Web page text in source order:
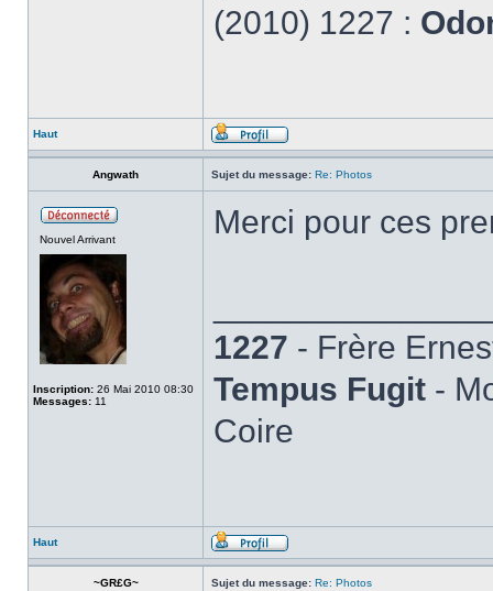
(2010) 1227 :
Haut
Angwath Sujet du message: Re: Photos
Nouvel Arrivant
Inscription: 26 Mai 2010 08:30
Messages: 11
Merci pour ces
1227 - Frère
Tempus Fugit -
Coire
Haut
~GR£G~ Sujet du message: Re: Photos